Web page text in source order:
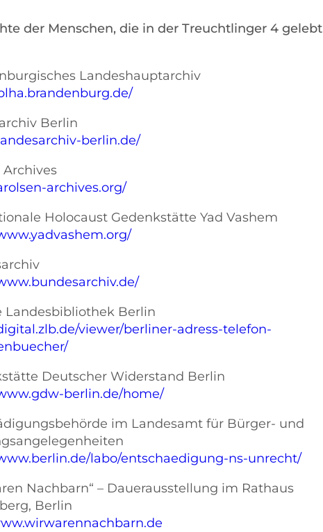
der Menschen, die in der Treuchtlinger 4 gelebt
Landeshauptarchiv
Berlin
berlin.de/
Archives
archives.org/
Holocaust Gedenkstätte Yad Vashem
Landesbibliothek Berlin
viewer/berliner-adress-telefon-
Deutscher Widerstand Berlin
berlin.de/home/
im Landesamt für Bürger- und
labo/entschaedigung-ns-unrecht/
Nachbarn“ – Dauerausstellung im Rathaus
Berlin